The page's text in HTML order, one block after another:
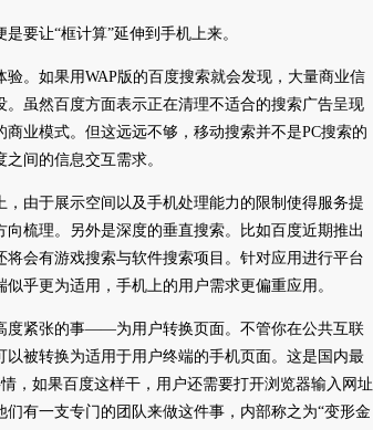
要让“框计算”延伸到手机上来。
。如果用WAP版的百度搜索就会发现，大量商业信
虽然百度方面表示正在清理不适合的搜索广告呈现
业模式。但这远远不够，移动搜索并不是PC搜索的
间的信息交互需求。
由于展示空间以及手机处理能力的限制使得服务提
梳理。另外是深度的垂直搜索。比如百度近期推出
会有游戏搜索与软件搜索项目。针对应用进行平台
乎更为适用，手机上的用户需求更偏重应用。
度紧张的事——为用户转换页面。不管你在公共互联
被转换为适用于用户终端的手机页面。这是国内最
，如果百度这样干，用户还需要打开浏览器输入网址
有一支专门的团队来做这件事，内部称之为“变形金